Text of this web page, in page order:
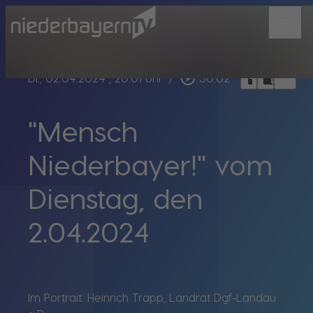
Di., 02.04.2024 , 20:01 Uhr / play_circle_outline 30:02 headphoneschrome_reader_modebookmark_border
"Mensch
Niederbayer!" vom
Dienstag, den
2.04.2024
Im Portrait: Heinrich Trapp, Landrat Dgf-Landau